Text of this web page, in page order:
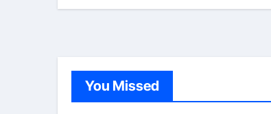
You Missed